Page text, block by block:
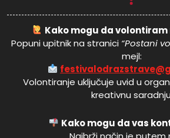
Kako mogu da
Popuni upitnik na stranici “Postani
mejl:
Volontiranje uključuje uvid u
kreativnu
Kako mogu da vas